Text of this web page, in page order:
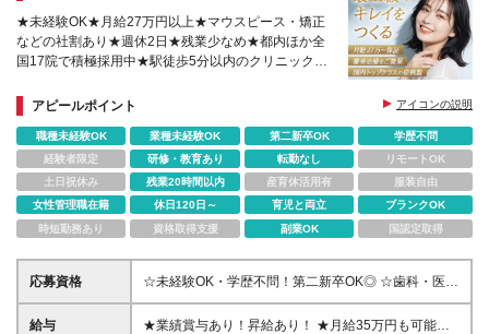
★未経験OK★月給27万円以上★マウスピース・矯正
などの社割あり★週休2日★残業少なめ★都内ほか全
国17院で積極採用中★駅徒歩5分以内のクリニック中
アピールポイント
アイコンの説明
職種未経験OK 業種未経験OK 第二新卒OK
学歴不問
経験者限定
研修・教育あり 転勤なし
リモートOK
土日祝休み
残業20時間以内 産育休活用有
服装自由
女性管理職在籍
休日120日～ 育児と両立
ブランクOK
時短勤務あり
資格取得支援 副業OK 国認定取得
応募資格
☆未経験OK・学歴不問！第二新卒OK◎ ☆歯科・医療
業界デビューの方も歓迎！ ☆接客や販売経験のある
方はすぐにご活躍いただけます！ ☆おだやかなメン
給与
★業績賞与あり！昇給あり！ ★月給35万円も可能！